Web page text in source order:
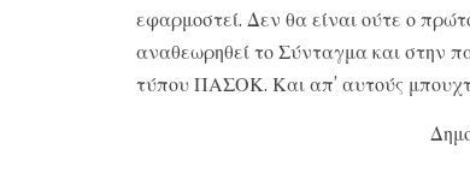
εφαρμοστεί. Δεν θα είναι ούτε ο
αναθεωρηθεί το Σύνταγμα και στην
τύπου ΠΑΣΟΚ. Και απ’ αυτούς